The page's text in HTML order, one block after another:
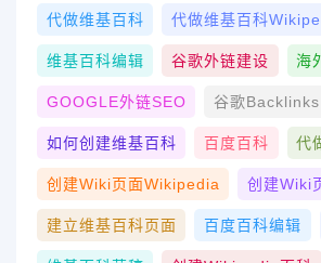
代做维基百科 代做维基百科
维基百科编辑 谷歌外链建设 海
GOOGLE外链SEO 谷歌Backlinks
如何创建维基百科 百度百科 代
创建wiki页面Wikipedia 创建wiki
建立维基百科页面 百度百科编辑